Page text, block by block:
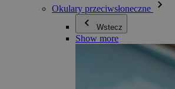
Okulary przeciwsłoneczne
Wstecz
Show more